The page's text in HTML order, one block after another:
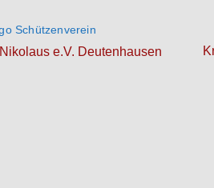
e.V. Deutenhausen